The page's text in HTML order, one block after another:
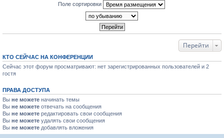
Поле сортировки
Перейти
КТО СЕЙЧАС НА КОНФЕРЕНЦИИ
Сейчас этот форум просматривают: нет зарегистрированных пользователей и 2
гостя
ПРАВА ДОСТУПА
Вы не можете начинать темы
Вы не можете отвечать на сообщения
Вы не можете редактировать свои сообщения
Вы не можете удалять свои сообщения
Вы не можете добавлять вложения